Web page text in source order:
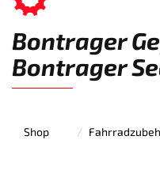
Bontrager
Bontrager
Shop